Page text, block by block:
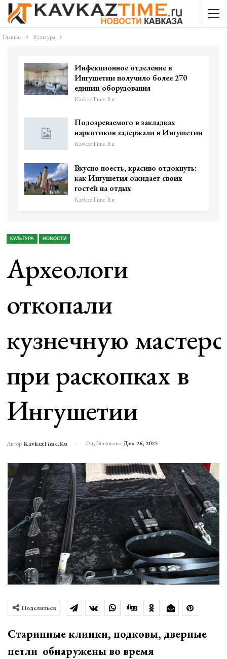
Главная Культура
Инфекционное отделение в
Ингушетии получило более 270
единиц оборудования
KavkazTime.ru
Подозреваемого в закладках
наркотиков задержали в Ингушетии
KavkazTime.ru
Вкусно поесть, красиво отдохнуть:
как Ингушетия ожидает своих
гостей на отдых
KavkazTime.ru
КУЛЬТУРА НОВОСТИ
Археологи
откопали
кузнечную
при раскопках в
Ингушетии
Автор KavkazTime.ru Опубликовано Дек 26, 2025
Поделиться
Старинные клинки, подковы, дверные
петли обнаружены во время